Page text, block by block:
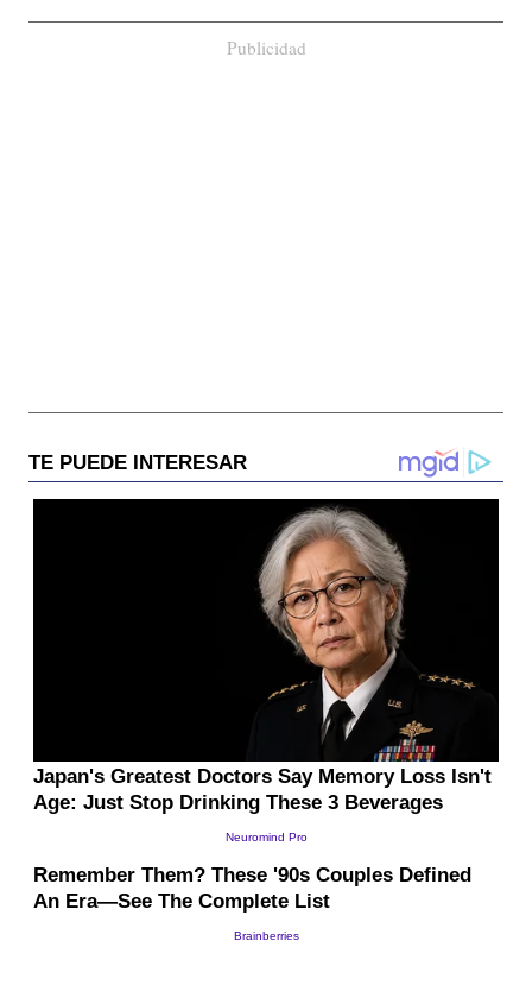
Publicidad